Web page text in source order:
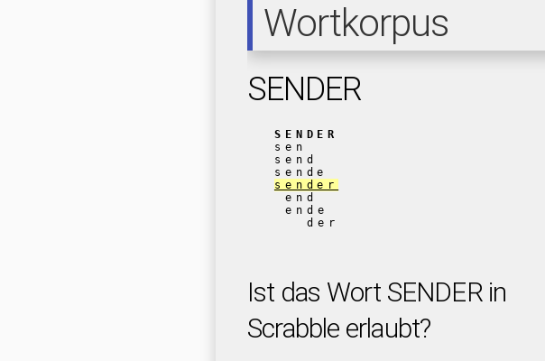
Wortkorpus
SENDER
SENDER
sen
send
sende
sender
end
ende
der
Ist das Wort SENDER in
Scrabble erlaubt?